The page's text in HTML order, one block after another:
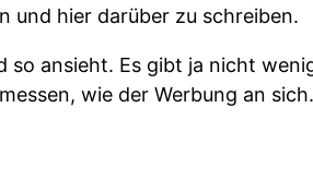
und hier darüber zu schreiben.
so ansieht. Es gibt ja nicht
wie der Werbung an